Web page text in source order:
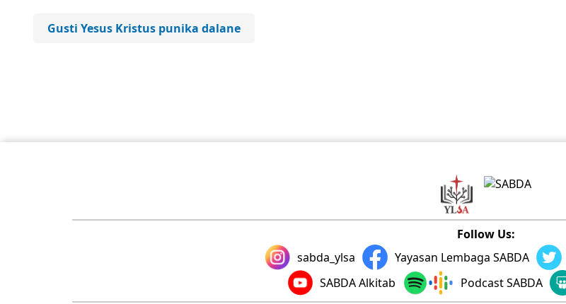
Gusti Yesus Kristus punika dalane
Follow Us:
sabda_ylsa
Yayasan Lembaga SABDA
SABDA Alkitab
Podcast SABDA